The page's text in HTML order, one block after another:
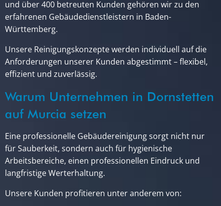
und über 400 betreuten Kunden gehören wir zu den
erfahrenen Gebäudedienstleistern in Baden-
Württemberg.
Unsere Reinigungskonzepte werden individuell auf die
Anforderungen unserer Kunden abgestimmt – flexibel,
effizient und zuverlässig.
Warum Unternehmen in Dornstetten
auf Murcia setzen
Eine professionelle Gebäudereinigung sorgt nicht nur
für Sauberkeit, sondern auch für hygienische
Arbeitsbereiche, einen professionellen Eindruck und
langfristige Werterhaltung.
Unsere Kunden profitieren unter anderem von: